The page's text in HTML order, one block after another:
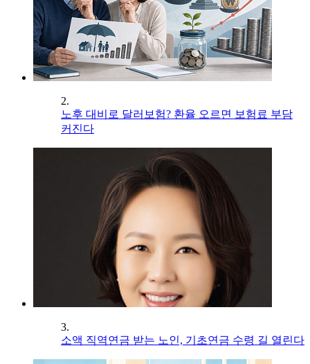
2.
노후 대비로 달러보험? 환율 오르면 보험료 부담
커진다
3.
소액 직역연금 받는 노인, 기초연금 수령 길 열린다